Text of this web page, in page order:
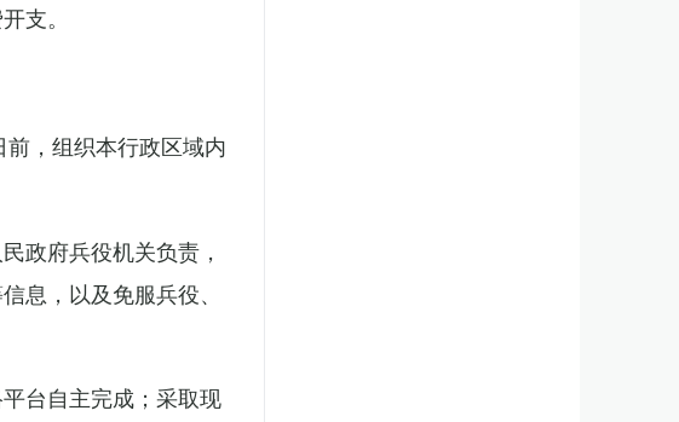
支。
，组织本行政区域内
政府兵役机关负责，
息，以及免服兵役、
台自主完成；采取现